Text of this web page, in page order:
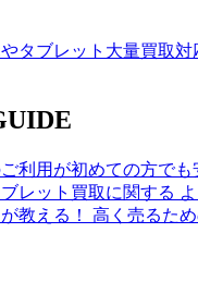
タブレット大量買取対